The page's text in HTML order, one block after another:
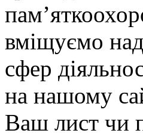
вміщуємо
сфер
на нашому
Ваш лист чи